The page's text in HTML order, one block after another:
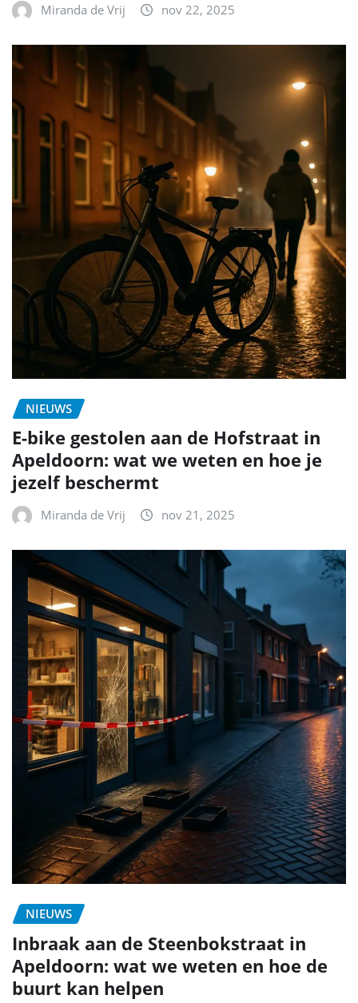
Miranda de Vrij nov 22, 2025
NIEUWS
E-bike gestolen aan de Hofstraat in
Apeldoorn: wat we weten en hoe je
jezelf beschermt
Miranda de Vrij nov 21, 2025
NIEUWS
Inbraak aan de Steenbokstraat in
Apeldoorn: wat we weten en hoe de
buurt kan helpen